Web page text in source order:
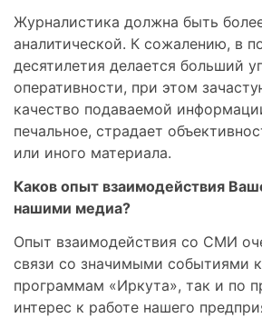
Журналистика должна быть
аналитической. К сожалению, в
десятилетия делается больший
оперативности, при этом
качество подаваемой
печальное, страдает
или иного материала.
Каков опыт взаимодействия
нашими медиа?
Опыт взаимодействия со СМИ
связи со значимыми событиями
программам «Иркута», так и по
интерес к работе нашего